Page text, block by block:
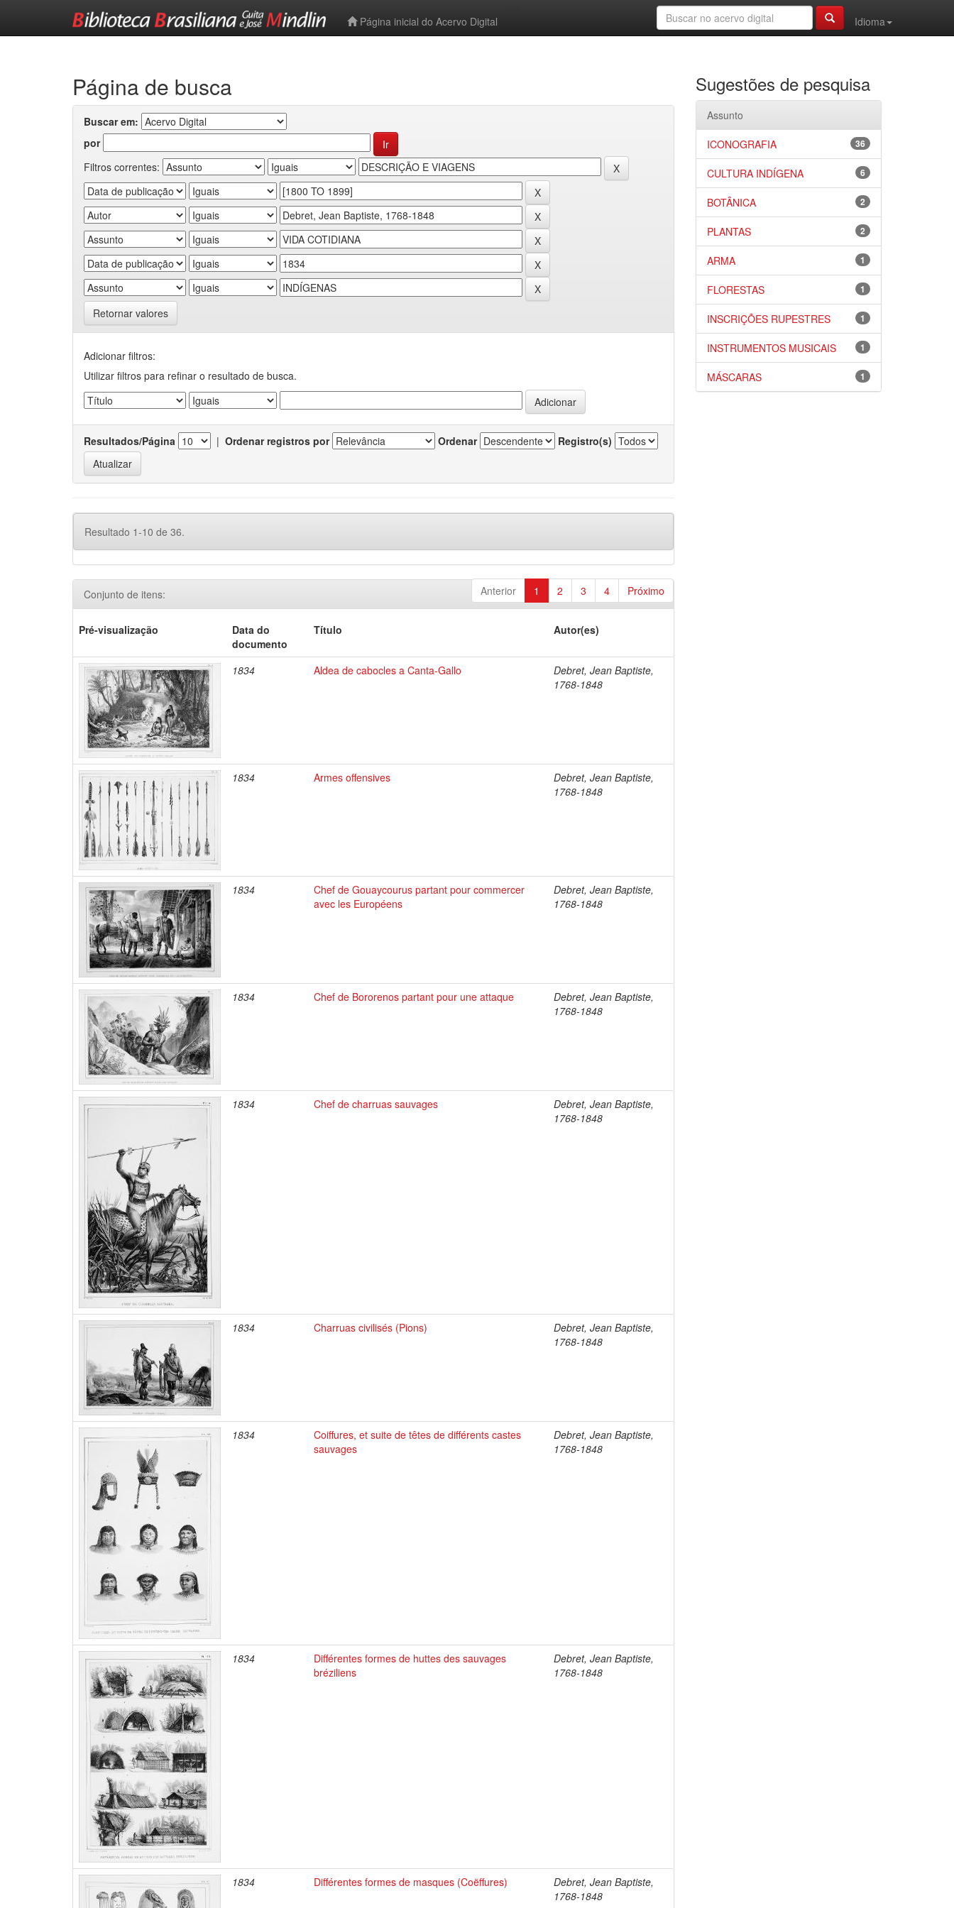
Página inicial do Acervo Digital
Idioma
Página de busca
Buscar em:
por
Filtros correntes:
Retornar valores
Adicionar filtros:
Utilizar filtros para refinar o resultado de busca.
Resultados/Página | Ordenar registros por Ordenar Registro(s)
Resultado 1-10 de 36.
Anterior 1 2 3 4 Próximo
Conjunto de itens:
Pré-visualização
Data do
documento
Título Autor(es)
1834 Aldea de cabocles a Canta-Gallo
Debret, Jean Baptiste,
1768-1848
1834 Armes offensives
Debret, Jean Baptiste,
1768-1848
1834
Chef de Gouaycourus partant pour commercer
avec les Européens
Debret, Jean Baptiste,
1768-1848
1834 Chef de Bororenos partant pour une attaque
Debret, Jean Baptiste,
1768-1848
1834 Chef de charruas sauvages
Debret, Jean Baptiste,
1768-1848
1834 Charruas civilisés (Pions)
Debret, Jean Baptiste,
1768-1848
1834
Coiffures, et suite de têtes de différents castes
sauvages
Debret, Jean Baptiste,
1768-1848
1834
Différentes formes de huttes des sauvages
bréziliens
Debret, Jean Baptiste,
1768-1848
1834 Différentes formes de masques (Coëffures)
Debret, Jean Baptiste,
1768-1848
Sugestões de pesquisa
Assunto
36
ICONOGRAFIA
6
CULTURA INDÍGENA
2
BOTÂNICA
2
PLANTAS
1
ARMA
1
FLORESTAS
1
INSCRIÇÕES RUPESTRES
1
INSTRUMENTOS MUSICAIS
1
MÁSCARAS